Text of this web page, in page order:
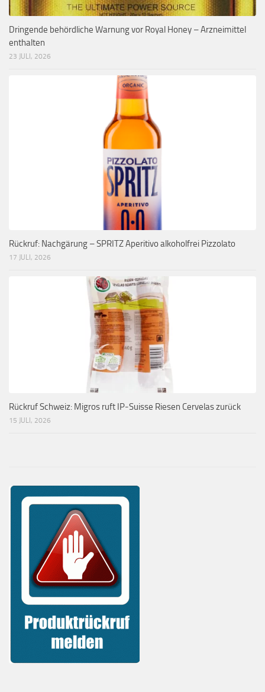
Dringende behördliche Warnung vor Royal Honey – Arzneimittel
enthalten
23 JULI, 2026
Rückruf: Nachgärung – SPRITZ Aperitivo alkoholfrei Pizzolato
17 JULI, 2026
Rückruf Schweiz: Migros ruft IP-Suisse Riesen Cervelas zurück
15 JULI, 2026